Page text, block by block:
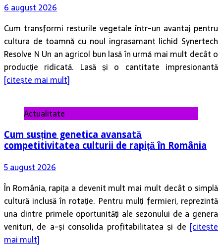
6 august 2026
Cum transformi resturile vegetale într-un avantaj pentru
cultura de toamnă cu noul ingrasamant lichid Synertech
Resolve N Un an agricol bun lasă în urmă mai mult decât o
producție ridicată. Lasă și o cantitate impresionantă
[citește mai mult]
Actualitate
Cum susține genetica avansată
competitivitatea culturii de rapiță în România
5 august 2026
În România, rapița a devenit mult mai mult decât o simplă
cultură inclusă în rotație. Pentru mulți fermieri, reprezintă
una dintre primele oportunități ale sezonului de a genera
venituri, de a-și consolida profitabilitatea și de [citește
mai mult]